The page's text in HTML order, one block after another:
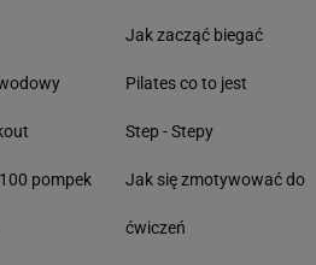
pompek
Jak zacząć biegać
Pilates co to jest
Step - Stepy
Jak się zmotywować do
ćwiczeń